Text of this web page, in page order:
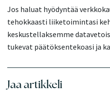
Jos haluat hyödyntää
tehokkaasti liiketoimintasi
keskustellaksemme
tukevat päätöksentekoasi ja
Jaa artikkeli